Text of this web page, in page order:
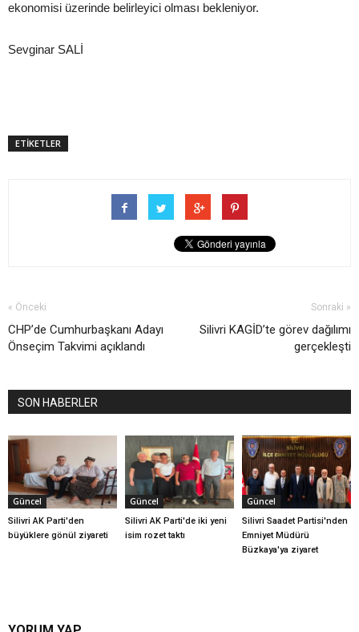
ekonomisi üzerinde belirleyici olması bekleniyor.
Sevginar SALİ
ETİKETLER
« Önceki
CHP’de Cumhurbaşkanı Adayı
Önseçim Takvimi açıklandı
Sonraki »
Silivri KAGİD’te görev dağılımı
gerçekleşti
SON HABERLER
Güncel
Silivri AK Parti'den
büyüklere gönül ziyareti
Güncel
Silivri AK Parti'de iki yeni
isim rozet taktı
Güncel
Silivri Saadet Partisi'nden
Emniyet Müdürü
Büzkaya'ya ziyaret